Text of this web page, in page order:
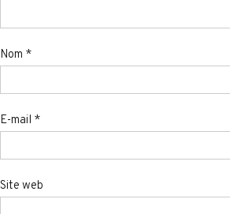
Nom *
E-mail *
Site web